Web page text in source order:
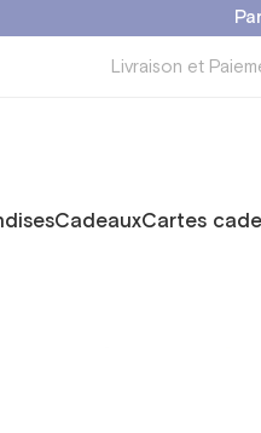
Livraison et
CadeauxCartes